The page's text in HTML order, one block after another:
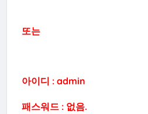
또는
아이디 : admin
패스워드 : 없음.